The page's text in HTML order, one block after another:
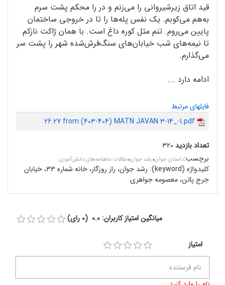
قید اتاق زیرشیروانی را می‌زنم و در را محکم پشت سرم
به‌هم می‌کوبم. یک نفس پله‌ها را تا در خروجی ساختمان
پایین می‌روم. تنم مثل کوره داغ است. با همان ژاکت نازکم
تا نیمه‌های شب خیابان‌های سنگ‌فرش‌شده شهر را پشت سر
می‌گذارم.
ادامه دارد ...
فایلهای مرتبط
26.27 from (403-404) MATN JAVAN 3-14_-1.pdf
تعداد بازدید ۳۲۰
برچسب:داستان جوان،رشد جوان،مقالات ماهنامه‌های دانش‌آموزی
کلیدواژه (keyword):
رشد جوان، راز روزگار، خانه شماره ۳۳، خیابان
جرج پاتن، معصومه جواهری
میانگین امتیاز کاربران: 0.0 (0 رای)
امتیاز